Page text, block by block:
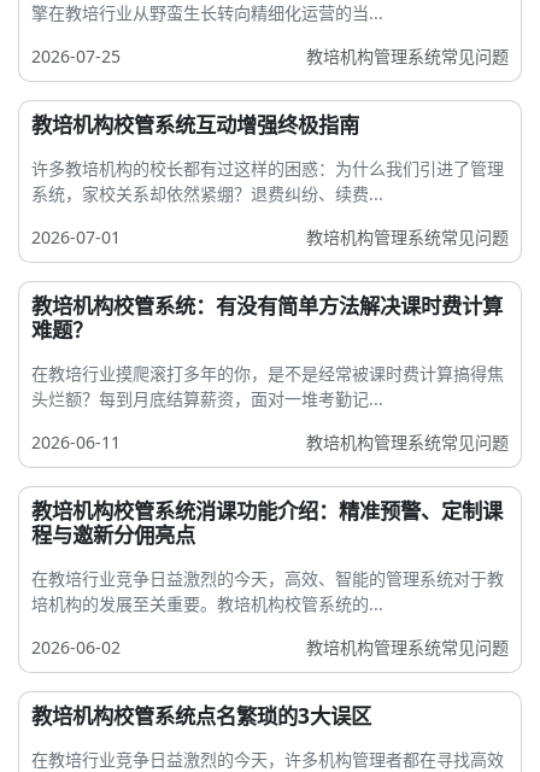
擎在教培行业从野蛮生长转向精细化运营的当...
2026-07-25
教培机构管理系统常见问题
教培机构校管系统互动增强终极指南
许多教培机构的校长都有过这样的困惑：为什么我们引进了管理
系统，家校关系却依然紧绷？退费纠纷、续费...
2026-07-01
教培机构管理系统常见问题
教培机构校管系统：有没有简单方法解决课时费计算
难题？
在教培行业摸爬滚打多年的你，是不是经常被课时费计算搞得焦
头烂额？每到月底结算薪资，面对一堆考勤记...
2026-06-11
教培机构管理系统常见问题
教培机构校管系统消课功能介绍：精准预警、定制课
程与邀新分佣亮点
在教培行业竞争日益激烈的今天，高效、智能的管理系统对于教
培机构的发展至关重要。教培机构校管系统的...
2026-06-02
教培机构管理系统常见问题
教培机构校管系统点名繁琐的3大误区
在教培行业竞争日益激烈的今天，许多机构管理者都在寻找高效